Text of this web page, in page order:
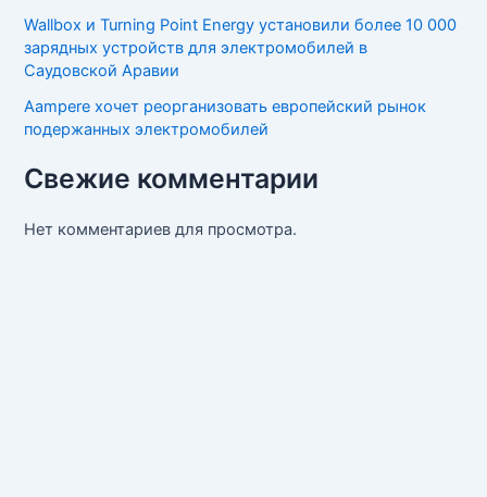
Wallbox и Turning Point Energy установили более 10 000
зарядных устройств для электромобилей в
Саудовской Аравии
Aampere хочет реорганизовать европейский рынок
подержанных электромобилей
Свежие комментарии
Нет комментариев для просмотра.